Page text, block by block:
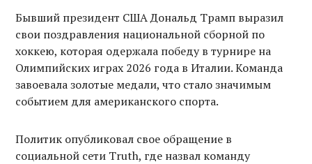
Бывший президент США Дональд Трамп выразил
свои поздравления национальной сборной по
хоккею, которая одержала победу в турнире на
Олимпийских играх 2026 года в Италии. Команда
завоевала золотые медали, что стало значимым
событием для американского спорта.
Политик опубликовал свое обращение в
социальной сети Truth, где назвал команду